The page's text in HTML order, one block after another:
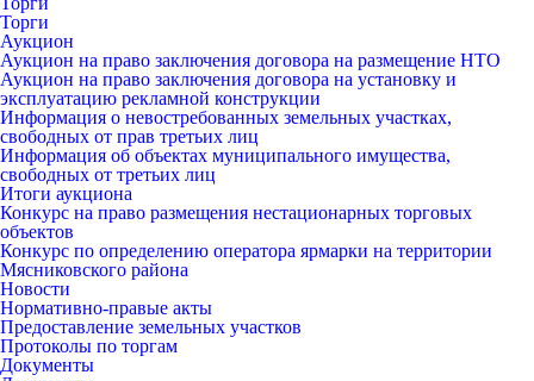
Торги
Аукцион
Аукцион на право заключения договора на размещение НТО
Аукцион на право заключения договора на установку и
эксплуатацию рекламной конструкции
Информация о невостребованных земельных участках,
свободных от прав третьих лиц
Информация об объектах муниципального имущества,
свободных от третьих лиц
Итоги аукциона
Конкурс на право размещения нестационарных торговых
объектов
Конкурс по определению оператора ярмарки на территории
Мясниковского района
Новости
Нормативно-правые акты
Предоставление земельных участков
Протоколы по торгам
Документы